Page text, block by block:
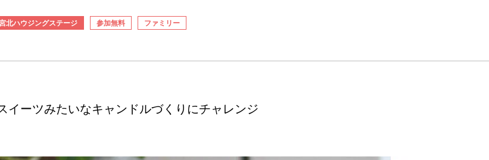
北ハウジングステージ 参加無料 ファミリー
イーツみたいなキャンドルづくりにチャレンジ